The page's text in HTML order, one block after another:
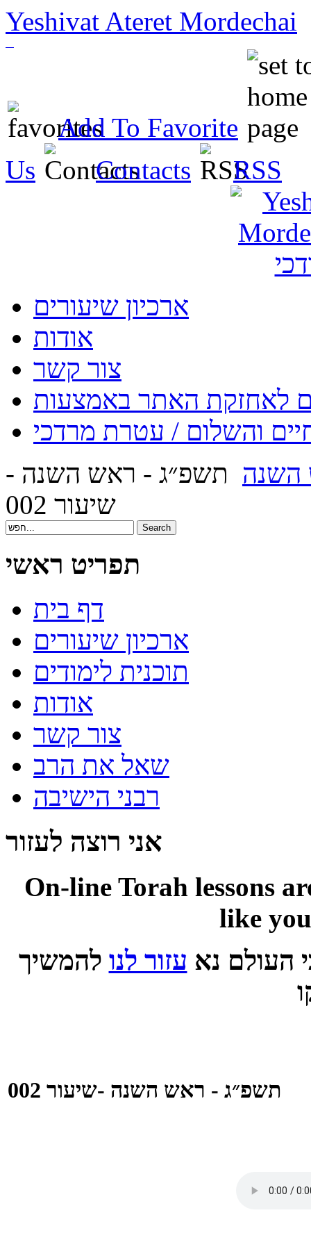
Yeshivat Ateret Mordechai
Add To Favorite
Us
Contacts RSS
ארכיון שיעורים
אודות
צור קשר
והשלום / עטרת מרדכי
השנה תשפ״ג - ראש השנה -
שיעור 002
תפריט ראשי
דף בית
ארכיון שיעורים
תוכנית לימודים
אודות
צור קשר
שאל את הרב
רבני הישיבה
אני רוצה לעזור
On-line Torah lessons
like
העולם נא עזור לנו להמשיך
תשפ״ג - ראש השנה -שיעור 002